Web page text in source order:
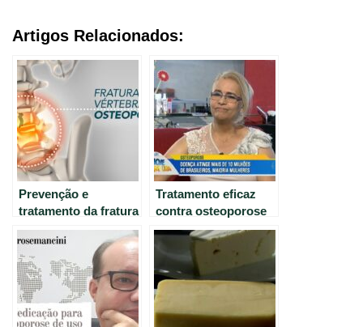
Artigos Relacionados:
Prevenção e
tratamento da fratura
da coluna por
osteoporose
Tratamento eficaz
contra osteoporose
requer diagnóstico
precoce.